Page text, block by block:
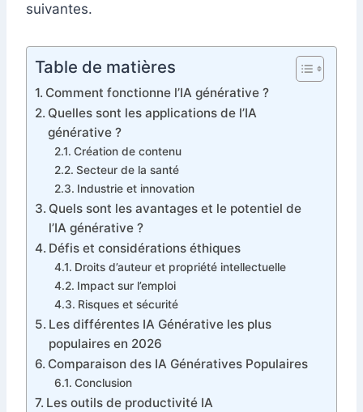
suivantes.
Table de matières
Comment fonctionne l’IA générative ?
Quelles sont les applications de l’IA
générative ?
Création de contenu
Secteur de la santé
Industrie et innovation
Quels sont les avantages et le potentiel de
l’IA générative ?
Défis et considérations éthiques
Droits d’auteur et propriété intellectuelle
Impact sur l’emploi
Risques et sécurité
Les différentes IA Générative les plus
populaires en 2026
Comparaison des IA Génératives Populaires
Conclusion
Les outils de productivité IA